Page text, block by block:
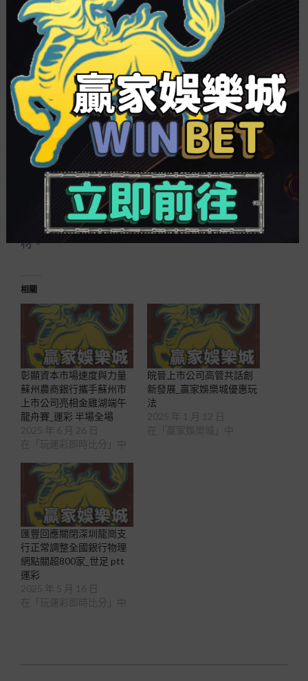
的大底細下，概念股全年業績體現亮眼，絕大部門
為同向預增，僅科恒股份為同比扭虧。以凈利潤增
幅中值算計，已發行業績預報的13股增幅均逾50，
10股有望翻倍。杉杉股份居首，公司預測2021年凈
利潤同比增長2146-2356，重要系新能源車景氣量
增加，公司鋰電質料銷量和盈利程度同比大幅增加
所致。另外天賜質料、華友鈷業、科達利3股凈利潤
增幅衝破200。 行業鏈方面，寧德時代、億緯鋰
能2022年將投入量產特斯拉4680電池，中偉股份、
芳源股份正極質料前驅體業務雙雙打入特斯拉供給
鏈，杭可科技已辦妥4680電池樣機并交付客戶採
用，贏合科技則供給知足4680電池生產的要害器
材。
相關
彰顯資本市場速度與力量
蘇州農商銀行攜手蘇州市
上市公司亮相金雞湖端午
龍舟賽_運彩 半場全場
皖晉上市公司高管共話創
新發展_贏家娛樂城優惠玩
法
匯豐回應關閉深圳龍崗支
行正常調整全國銀行物理
網點關超800家_世足 ptt
運彩